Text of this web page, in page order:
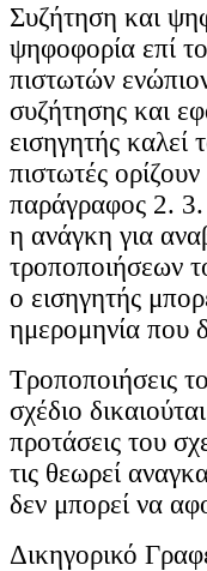
Συζήτηση και
ψηφοφορία επί
πιστωτών
συζήτησης και
εισηγητής καλεί
πιστωτές
παράγραφος 2.
η ανάγκη για
τροποποιήσεων
ο εισηγητής
ημερομηνία που
Τροποποιήσεις
σχέδιο
προτάσεις του
τις θεωρεί
δεν μπορεί να
Δικηγορικό